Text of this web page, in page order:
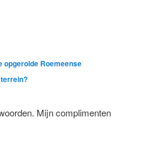
opgerolde Roemeense
Mijn complimenten